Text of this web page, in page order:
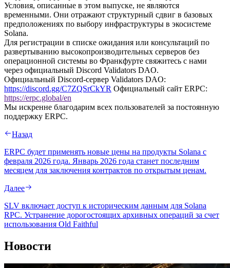
Условия, описанные в этом выпуске, не являются
временными. Они отражают структурный сдвиг в базовых
предположениях по выбору инфраструктуры в экосистеме
Solana.
Для регистрации в списке ожидания или консультаций по
развертыванию высокопроизводительных серверов без
операционной системы во Франкфурте свяжитесь с нами
через официальный Discord Validators DAO.
Официальный Discord-сервер Validators DAO:
https://discord.gg/C7ZQSrCkYR Официальный сайт ERPC:
https://erpc.global/en
Мы искренне благодарим всех пользователей за постоянную
поддержку ERPC.
Назад
ERPC будет применять новые цены на продукты Solana с
февраля 2026 года. Январь 2026 года станет последним
месяцем для заключения контрактов по открытым ценам.
Далее
SLV включает доступ к историческим данным для Solana
RPC. Устранение дорогостоящих архивных операций за счет
использования Old Faithful
Новости